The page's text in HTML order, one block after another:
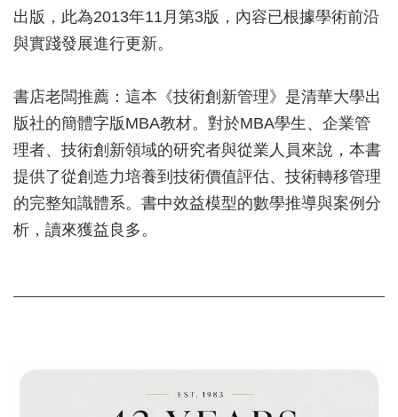
出版，此為2013年11月第3版，內容已根據學術前沿
與實踐發展進行更新。
書店老闆推薦：這本《技術創新管理》是清華大學出
版社的簡體字版MBA教材。對於MBA學生、企業管
理者、技術創新領域的研究者與從業人員來說，本書
提供了從創造力培養到技術價值評估、技術轉移管理
的完整知識體系。書中效益模型的數學推導與案例分
析，讀來獲益良多。